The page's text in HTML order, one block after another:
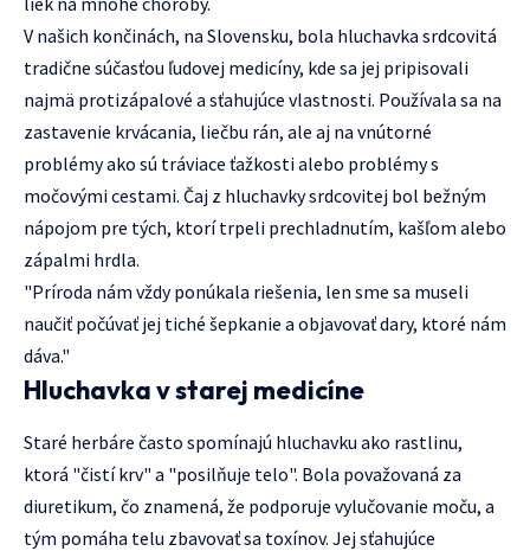
V našich končinách, na Slovensku, bola hluchavka srdcovitá
tradične súčasťou ľudovej medicíny, kde sa jej pripisovali
najmä protizápalové a sťahujúce vlastnosti. Používala sa na
zastavenie krvácania, liečbu rán, ale aj na vnútorné
problémy ako sú tráviace ťažkosti alebo problémy s
močovými cestami. Čaj z hluchavky srdcovitej bol bežným
nápojom pre tých, ktorí trpeli prechladnutím, kašľom alebo
zápalmi hrdla.
"Príroda nám vždy ponúkala riešenia, len sme sa museli
naučiť počúvať jej tiché šepkanie a objavovať dary, ktoré nám
dáva."
Hluchavka v starej medicíne
Staré herbáre často spomínajú hluchavku ako rastlinu,
ktorá "čistí krv" a "posilňuje telo". Bola považovaná za
diuretikum, čo znamená, že podporuje vylučovanie moču, a
tým pomáha telu zbavovať sa toxínov. Jej sťahujúce